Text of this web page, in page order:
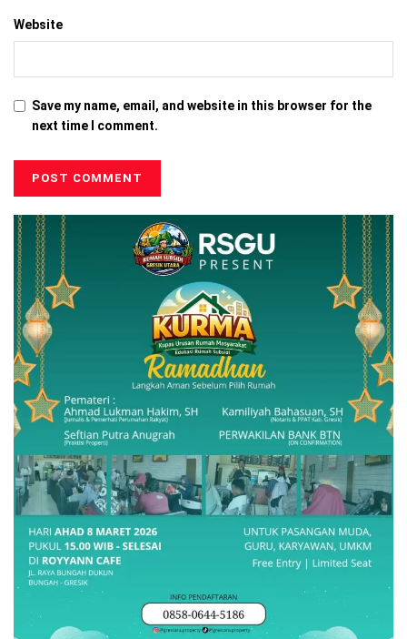
Website
Save my name, email, and website in this browser for the
next time I comment.